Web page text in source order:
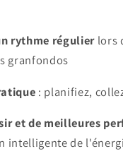
rythme régulierlors
granfondos
: planifiez,
et de meilleures
intelligente de